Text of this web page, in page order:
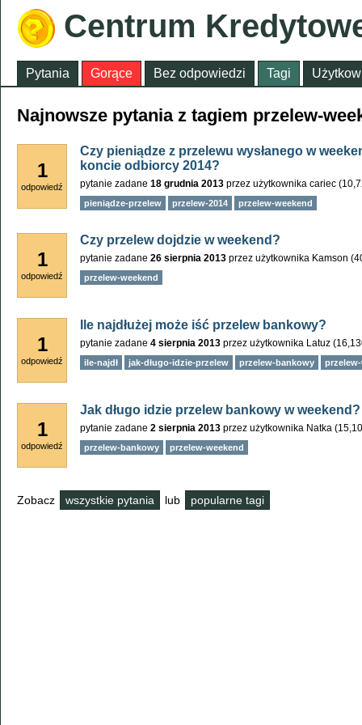
Centrum
Pytania Gorące Bez odpowiedzi Tagi
Najnowsze pytania z tagiem przelew-
1
odpowiedź
Czy pieniądze z przelewu wysłanego w
koncie odbiorcy 2014?
pytanie zadane 18 grudnia 2013 przez użytkownika cariec (
pieniądze-przelew przelew-2014 przelew-weekend
1
odpowiedź
Czy przelew dojdzie w weekend?
pytanie zadane 26 sierpnia 2013 przez użytkownika Kamson (
przelew-weekend
1
odpowiedź
Ile najdłużej może iść przelew bankowy?
pytanie zadane 4 sierpnia 2013 przez użytkownika Latuz (
ile-najdł jak-długo-idzie-przelew przelew-bankowy
1
odpowiedź
Jak długo idzie przelew bankowy w weekend?
pytanie zadane 2 sierpnia 2013 przez użytkownika Natka (
przelew-bankowy przelew-weekend
Zobacz wszystkie pytania lub popularne tagi